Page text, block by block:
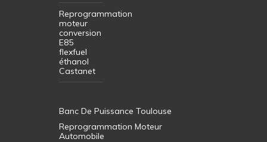
Reprogrammation
moteur
conversion
E85
flexfuel
éthanol
Castanet
Banc De Puissance Toulouse
Reprogrammation Moteur
Automobile